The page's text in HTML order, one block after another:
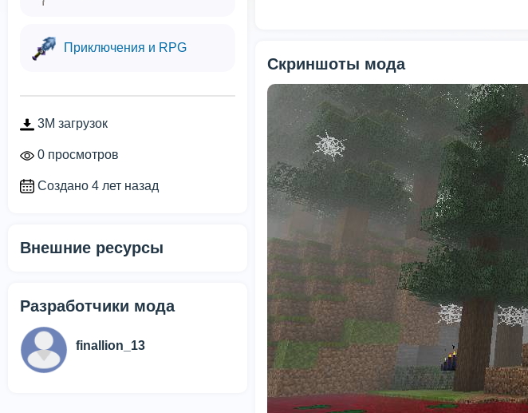
Приключения и RPG
3M загрузок
0 просмотров
Создано 4 лет назад
Внешние ресурсы
Разработчики мода
finallion_13
Скриншоты мода